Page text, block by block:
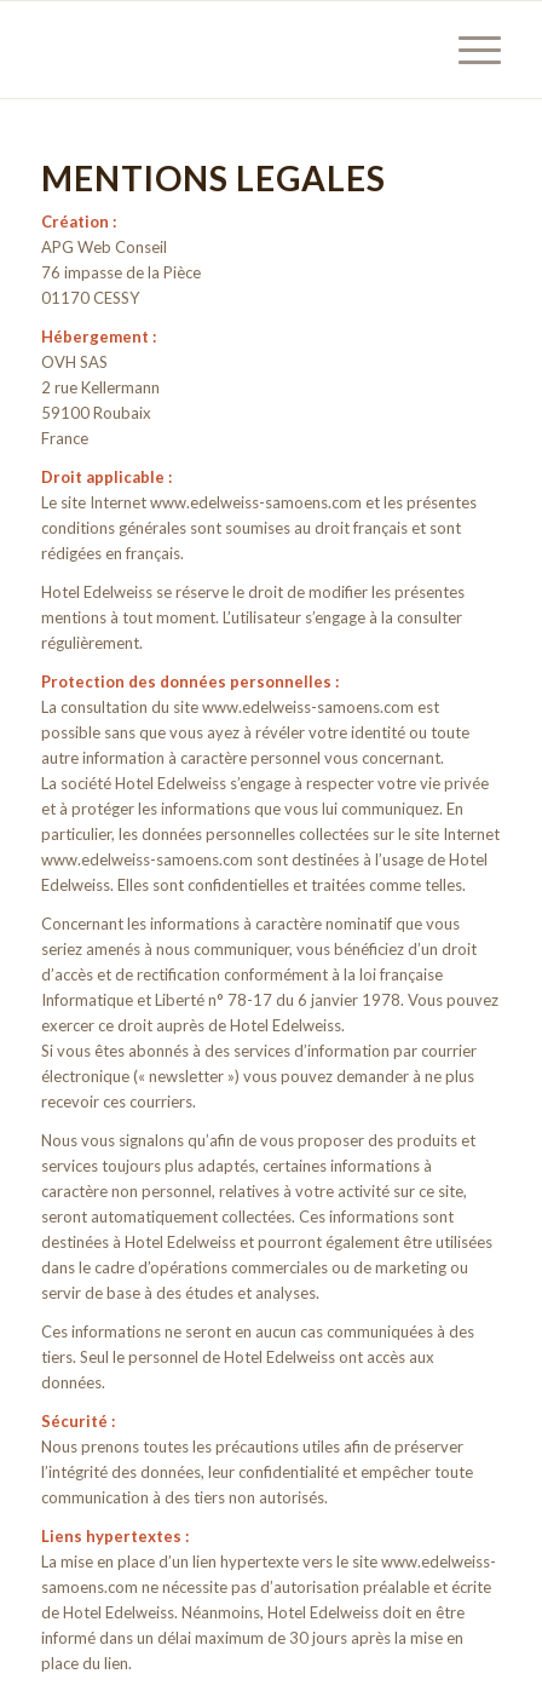
MENTIONS LEGALES
Création :
APG Web Conseil
76 impasse de la Pièce
01170 CESSY
Hébergement :
OVH SAS
2 rue Kellermann
59100 Roubaix
France
Droit applicable :
Le site Internet www.edelweiss-samoens.com et les présentes
conditions générales sont soumises au droit français et sont
rédigées en français.
Hotel Edelweiss se réserve le droit de modifier les présentes
mentions à tout moment. L’utilisateur s’engage à la consulter
régulièrement.
Protection des données personnelles :
La consultation du site www.edelweiss-samoens.com est
possible sans que vous ayez à révéler votre identité ou toute
autre information à caractère personnel vous concernant.
La société Hotel Edelweiss s’engage à respecter votre vie privée
et à protéger les informations que vous lui communiquez. En
particulier, les données personnelles collectées sur le site Internet
www.edelweiss-samoens.com sont destinées à l’usage de Hotel
Edelweiss. Elles sont confidentielles et traitées comme telles.
Concernant les informations à caractère nominatif que vous
seriez amenés à nous communiquer, vous bénéficiez d’un droit
d’accès et de rectification conformément à la loi française
Informatique et Liberté n° 78-17 du 6 janvier 1978. Vous pouvez
exercer ce droit auprès de Hotel Edelweiss.
Si vous êtes abonnés à des services d’information par courrier
électronique (« newsletter ») vous pouvez demander à ne plus
recevoir ces courriers.
Nous vous signalons qu’afin de vous proposer des produits et
services toujours plus adaptés, certaines informations à
caractère non personnel, relatives à votre activité sur ce site,
seront automatiquement collectées. Ces informations sont
destinées à Hotel Edelweiss et pourront également être utilisées
dans le cadre d’opérations commerciales ou de marketing ou
servir de base à des études et analyses.
Ces informations ne seront en aucun cas communiquées à des
tiers. Seul le personnel de Hotel Edelweiss ont accès aux
données.
Sécurité :
Nous prenons toutes les précautions utiles afin de préserver
l’intégrité des données, leur confidentialité et empêcher toute
communication à des tiers non autorisés.
Liens hypertextes :
La mise en place d’un lien hypertexte vers le site www.edelweiss-
samoens.com ne nécessite pas d’autorisation préalable et écrite
de Hotel Edelweiss. Néanmoins, Hotel Edelweiss doit en être
informé dans un délai maximum de 30 jours après la mise en
place du lien.